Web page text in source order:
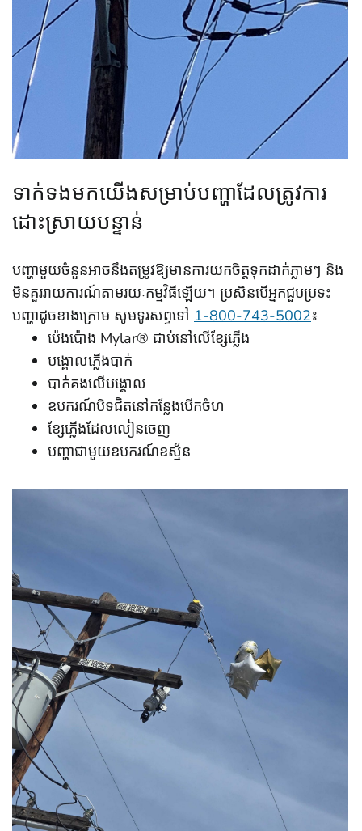
ទាក់ទងមកយើង​សម្រាប់បញ្ហា​ដែលត្រូវការ​
ដោះស្រាយ​បន្ទាន់
បញ្ហាមួយចំនួនអាចនឹងតម្រូវឱ្យមានការយកចិត្តទុកដាក់ភ្លាមៗ និង
មិនគួររាយការណ៍តាមរយៈកម្មវិធីឡើយ។ ប្រសិនបើអ្នកជួបប្រទះ
បញ្ហាដូចខាងក្រោម សូមទូរសព្ទទៅ 1-800-743-5002៖
ប៉េងប៉ោង Mylar® ជាប់នៅលើខ្សែភ្លើង
បង្គោលភ្លើងបាក់
បាក់គងលើបង្គោល
ឧបករណ៍បិទជិតនៅកន្លែងបើកចំហ
ខ្សែភ្លើងដែលលៀនចេញ
បញ្ហាជាមួយឧបករណ៍ឧស្ម័ន